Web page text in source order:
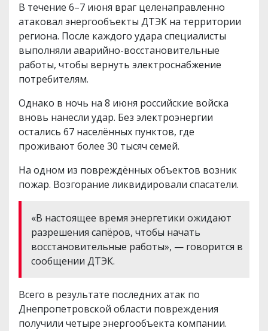
В течение 6–7 июня враг целенаправленно
атаковал энергообъекты ДТЭК на территории
региона. После каждого удара специалисты
выполняли аварийно-восстановительные
работы, чтобы вернуть электроснабжение
потребителям.
Однако в ночь на 8 июня российские войска
вновь нанесли удар. Без электроэнергии
остались 67 населённых пунктов, где
проживают более 30 тысяч семей.
На одном из повреждённых объектов возник
пожар. Возгорание ликвидировали спасатели.
«В настоящее время энергетики ожидают
разрешения сапёров, чтобы начать
восстановительные работы», — говорится в
сообщении ДТЭК.
Всего в результате последних атак по
Днепропетровской области повреждения
получили четыре энергообъекта компании.